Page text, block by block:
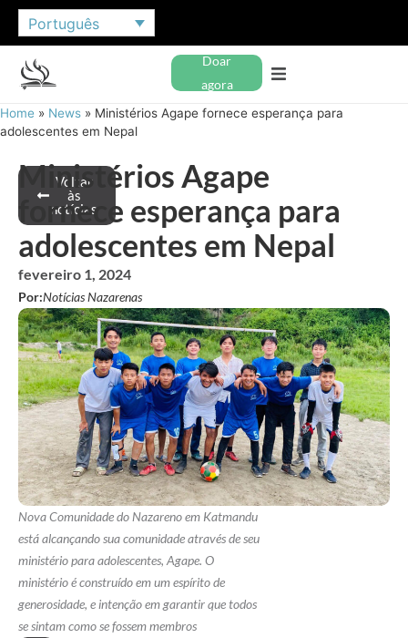
Português
Doar
agora
Home » News » Ministérios Agape fornece esperança para
adolescentes em Nepal
Voltar
às
notícias
Ministérios Agape
fornece esperança para
adolescentes em Nepal
fevereiro 1, 2024
Por:Notícias Nazarenas
Nova Comunidade do Nazareno em Katmandu
está alcançando sua comunidade através de seu
ministério para adolescentes, Agape. O
ministério é construído em um espírito de
generosidade, e intenção em garantir que todos
se sintam como se fossem membros